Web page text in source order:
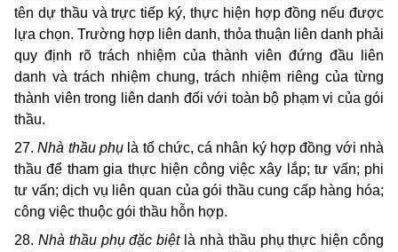
tên dự thầu và trực tiếp ký, thực hiện hợp đồng nếu được
lựa chọn. Trường hợp liên danh, thỏa thuận liên danh phải
quy định rõ trách nhiệm của thành viên đứng đầu liên
danh và trách nhiệm chung, trách nhiệm riêng của từng
thành viên trong liên danh đối với toàn bộ phạm vi của gói
thầu.
27.Nhà thầu phụ là tổ chức, cá nhân ký hợp đồng với nhà
thầu để tham gia thực hiện công việc xây lắp; tư vấn; phi
tư vấn; dịch vụ liên quan của gói thầu cung cấp hàng hóa;
công việc thuộc gói thầu hỗn hợp.
28. Nhà thầu phụ đặc biệt là nhà thầu phụ thực hiện công